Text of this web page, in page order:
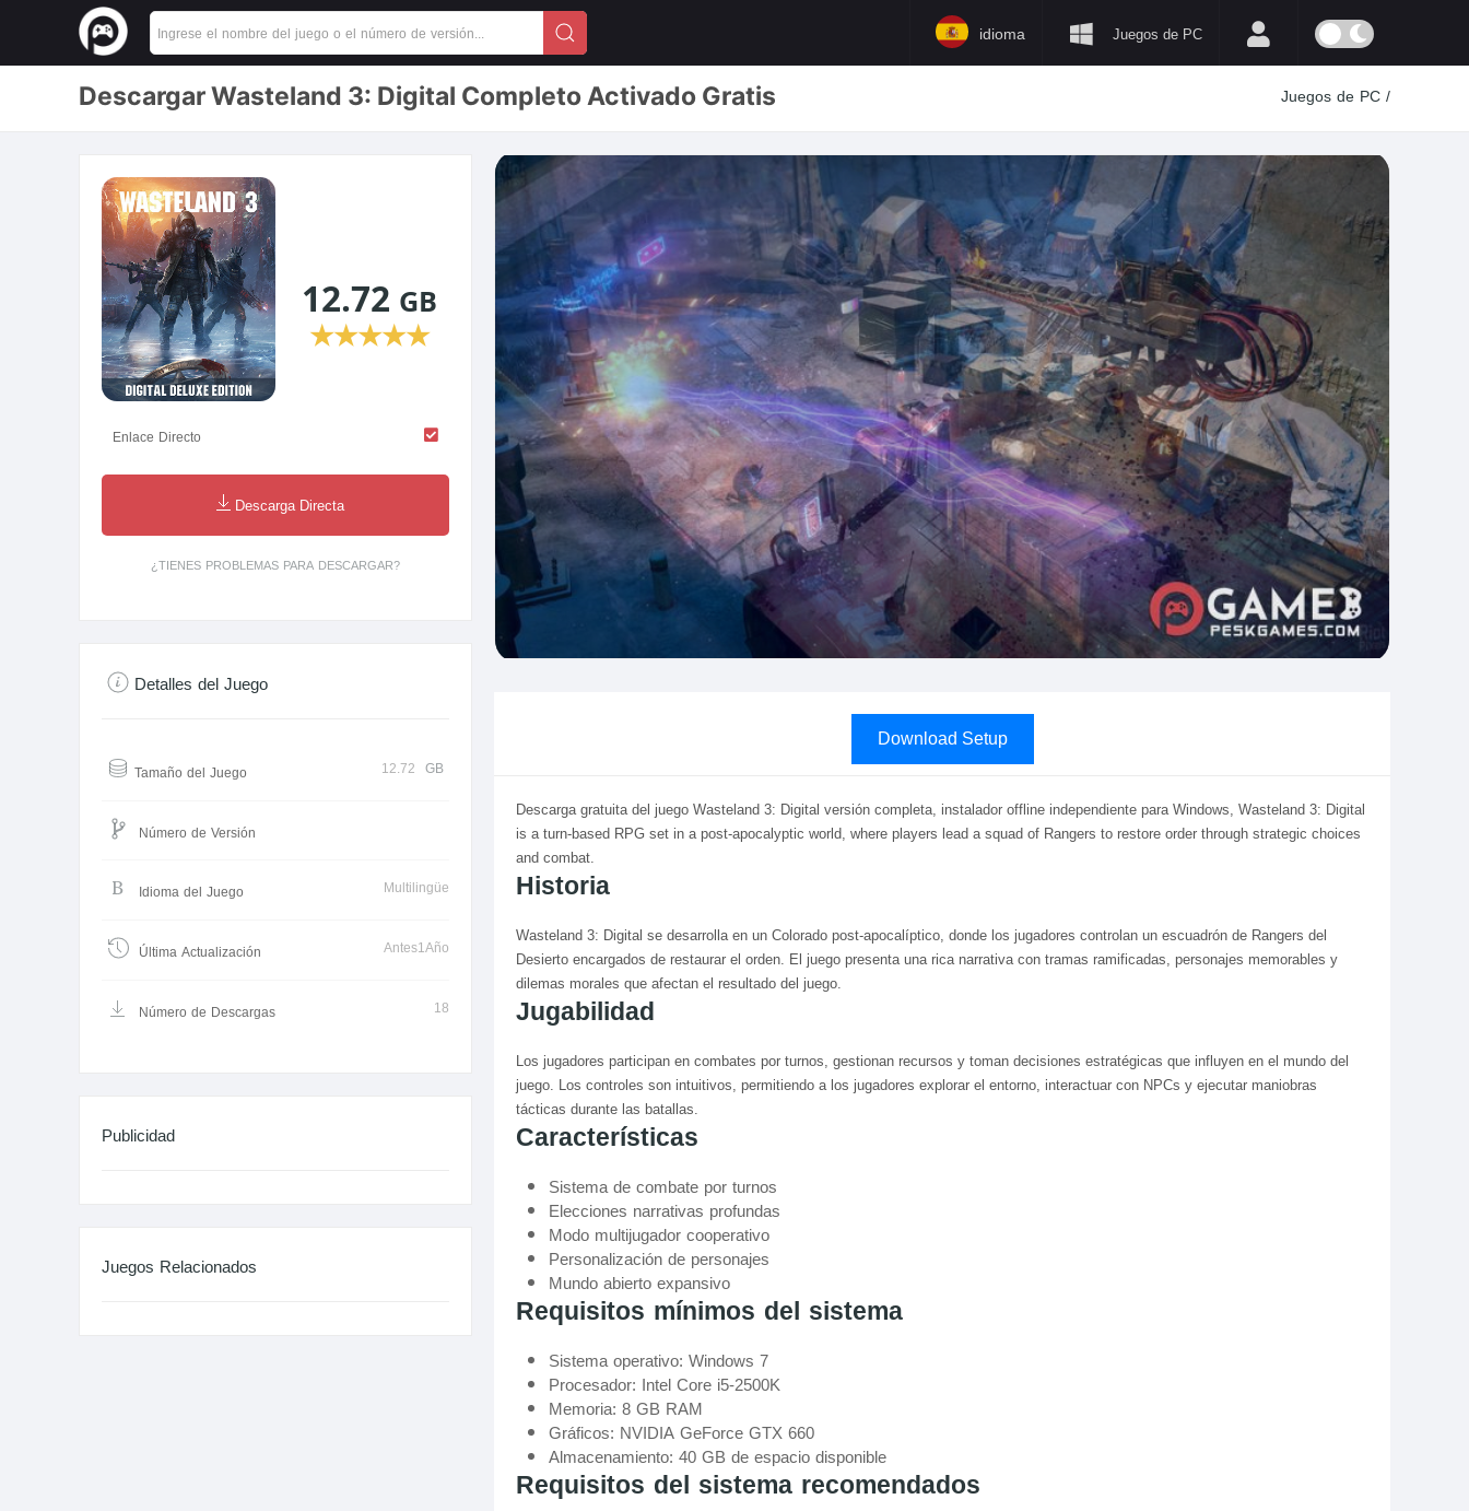
Juegos de PC
idioma
Descargar Wasteland 3: Digital Completo Activado Gratis Juegos de PC/
Download Setup
Descarga gratuita del juego Wasteland 3: Digital versión completa, instalador offline independiente para Windows, Wasteland 3: Digital
is a turn-based RPG set in a post-apocalyptic world, where players lead a squad of Rangers to restore order through strategic choices
and combat.
Historia
Wasteland 3: Digital se desarrolla en un Colorado post-apocalíptico, donde los jugadores controlan un escuadrón de Rangers del
Desierto encargados de restaurar el orden. El juego presenta una rica narrativa con tramas ramificadas, personajes memorables y
dilemas morales que afectan el resultado del juego.
Jugabilidad
Los jugadores participan en combates por turnos, gestionan recursos y toman decisiones estratégicas que influyen en el mundo del
juego. Los controles son intuitivos, permitiendo a los jugadores explorar el entorno, interactuar con NPCs y ejecutar maniobras
tácticas durante las batallas.
Características
Sistema de combate por turnos
Elecciones narrativas profundas
Modo multijugador cooperativo
Personalización de personajes
Mundo abierto expansivo
Requisitos mínimos del sistema
Sistema operativo: Windows 7
Procesador: Intel Core i5-2500K
Memoria: 8 GB RAM
Gráficos: NVIDIA GeForce GTX 660
Almacenamiento: 40 GB de espacio disponible
Requisitos del sistema recomendados
12.72 GB
★★★★★
Enlace Directo
Descarga Directa
¿TIENES PROBLEMAS PARA DESCARGAR?
Detalles del Juego
Tamaño del Juego 12.72 GB
Número de Versión
Idioma del Juego Multilingüe
Última Actualización Antes1Año
Número de Descargas 18
Publicidad
Juegos Relacionados